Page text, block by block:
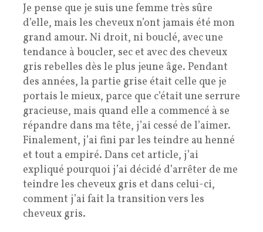
Je pense que je suis une femme très sûre
d’elle, mais les cheveux n’ont jamais été mon
grand amour. Ni droit, ni bouclé, avec une
tendance à boucler, sec et avec des cheveux
gris rebelles dès le plus jeune âge. Pendant
des années, la partie grise était celle que je
portais le mieux, parce que c’était une serrure
gracieuse, mais quand elle a commencé à se
répandre dans ma tête, j’ai cessé de l’aimer.
Finalement, j’ai fini par les teindre au henné
et tout a empiré. Dans cet article, j’ai
expliqué pourquoi j’ai décidé d’arrêter de me
teindre les cheveux gris et dans celui-ci,
comment j’ai fait la transition vers les
cheveux gris.